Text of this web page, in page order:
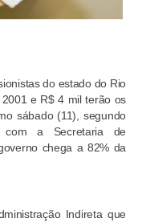
do estado do Rio
e R$ 4 mil terão os
sábado (11), segundo
a Secretaria de
chega a 82% da
Indireta que